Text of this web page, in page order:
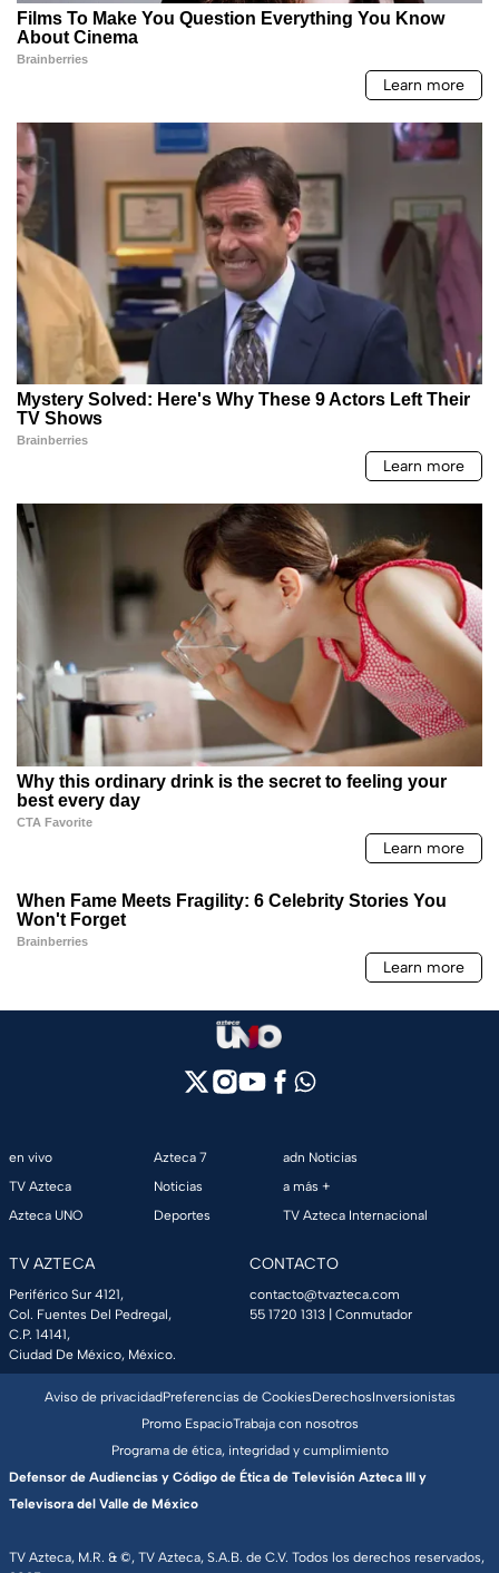
en vivo
TV Azteca
Azteca UNO
Azteca 7
Noticias
Deportes
adn Noticias
a más +
TV Azteca Internacional
TV AZTECA
Periférico Sur 4121,
Col. Fuentes Del Pedregal,
C.P. 14141,
Ciudad De México, México.
CONTACTO
contacto@tvazteca.com
55 1720 1313 | Conmutador
TV Azteca, M.R. & ©, TV Azteca, S.A.B. de C.V. Todos los derechos reservados,
Aviso de privacidadPreferencias de CookiesDerechosInversionistas
Promo EspacioTrabaja con nosotros
Programa de ética, integridad y cumplimiento
Defensor de Audiencias y Código de Ética de Televisión Azteca III y
Televisora del Valle de México